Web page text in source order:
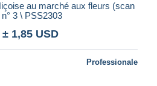
au marché aux fleurs (scan
3 \ PSS2303
± 1,85 USD
Professionale